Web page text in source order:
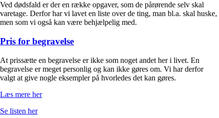
Ved dødsfald er der en række opgaver, som de pårørende selv skal
varetage. Derfor har vi lavet en liste over de ting, man bl.a. skal huske,
men som vi også kan være behjælpelig med.
Pris for begravelse
At prissætte en begravelse er ikke som noget andet her i livet. En
begravelse er meget personlig og kan ikke gøres om. Vi har derfor
valgt at give nogle eksempler på hvorledes det kan gøres.
Læs mere her
Se listen her